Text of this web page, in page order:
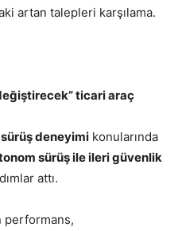
artan talepleri karşılama.
değiştirecek” ticari araç
deneyimi konularında
sürüş ile ileri güvenlik
attı.
performans,